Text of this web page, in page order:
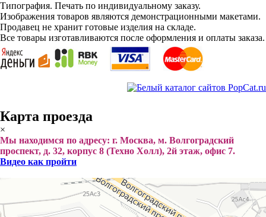
Типография. Печать по индивидуальному заказу.
Изображения товаров являются демонстрационными макетами.
Продавец не хранит готовые изделия на складе.
Все товары изготавливаются после оформления и оплаты заказа.
Карта проезда
×
Мы находимся по адресу: г. Москва, м. Волгоградский
проспект, д. 32, корпус 8 (Техно Холл), 2й этаж, офис 7.
Видео как пройти